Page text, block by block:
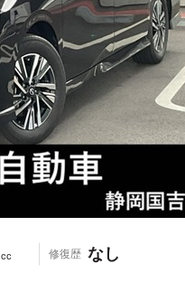
cc 修復歴 なし